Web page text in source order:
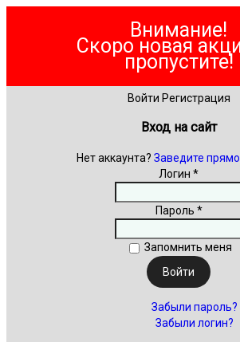
Внимание!
Скоро новая
пропустите!
Войти Регистрация
Вход на сайт
Нет аккаунта? Заведите
Логин *
Пароль *
Запомнить меня
Забыли пароль?
Забыли логин?